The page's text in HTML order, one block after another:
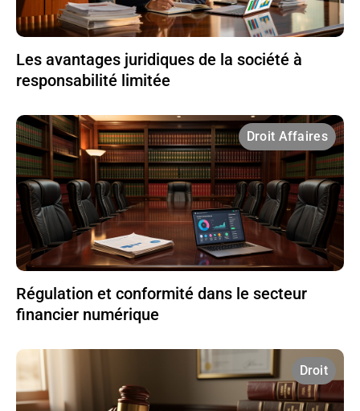
Les avantages juridiques de la société à
responsabilité limitée
Droit Affaires
Régulation et conformité dans le secteur
financier numérique
Droit